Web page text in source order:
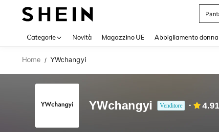
Categorie Novità Magazzino UE Abbigliamento donna
Home / YWchangyi
YWchangyi Venditore 4.91